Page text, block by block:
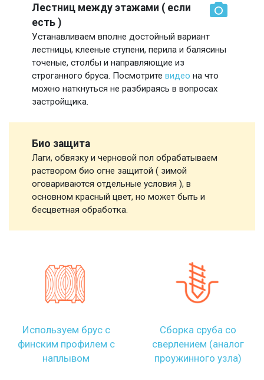
Лестниц между этажами ( если
есть )
Устанавливаем вполне достойный вариант
лестницы, клееные ступени, перила и балясины
точеные, столбы и направляющие из
строганного бруса. Посмотрите видео на что
можно наткнуться не разбираясь в вопросах
застройщика.
Био защита
Лаги, обвязку и черновой пол обрабатываем
раствором био огне защитой ( зимой
оговариваются отдельные условия ), в
основном красный цвет, но может быть и
бесцветная обработка.
Используем брус с
финским профилем с
наплывом
Сборка сруба со
сверлением (аналог
проужинного узла)